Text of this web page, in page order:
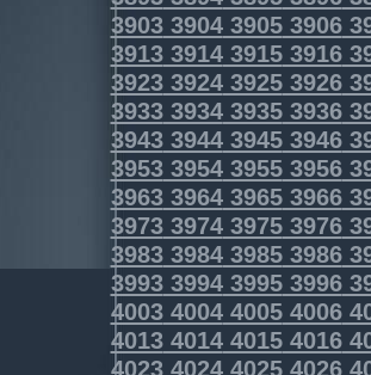
3903390439053906
3913391439153916
3923392439253926
3933393439353936
3943394439453946
3953395439553956
3963396439653966
3973397439753976
3983398439853986
3993399439953996
4003400440054006
4013401440154016
4023402440254026